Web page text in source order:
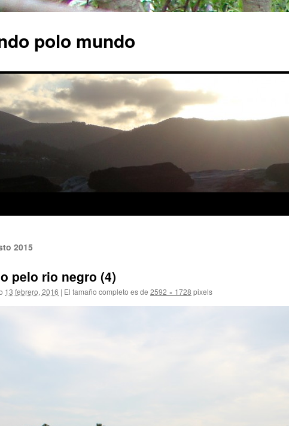
polo mundo
2015
pelo rio negro (4)
13 febrero, 2016 | El tamaño completo es de 2592 × 1728 pixels